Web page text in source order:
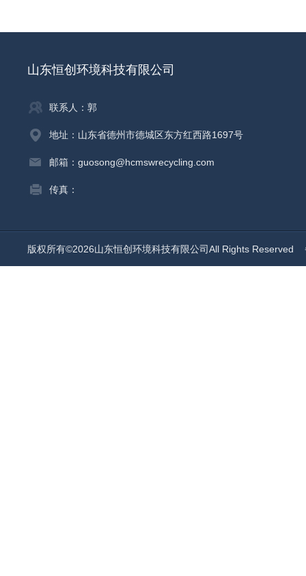
山东恒创环境科技有限公司
联系人：郭
地址：山东省德州市德城区东方红西路1697号
邮箱：guosong@hcmswrecycling.com
传真：
版权所有©2026山东恒创环境科技有限公司All Rights Reserved